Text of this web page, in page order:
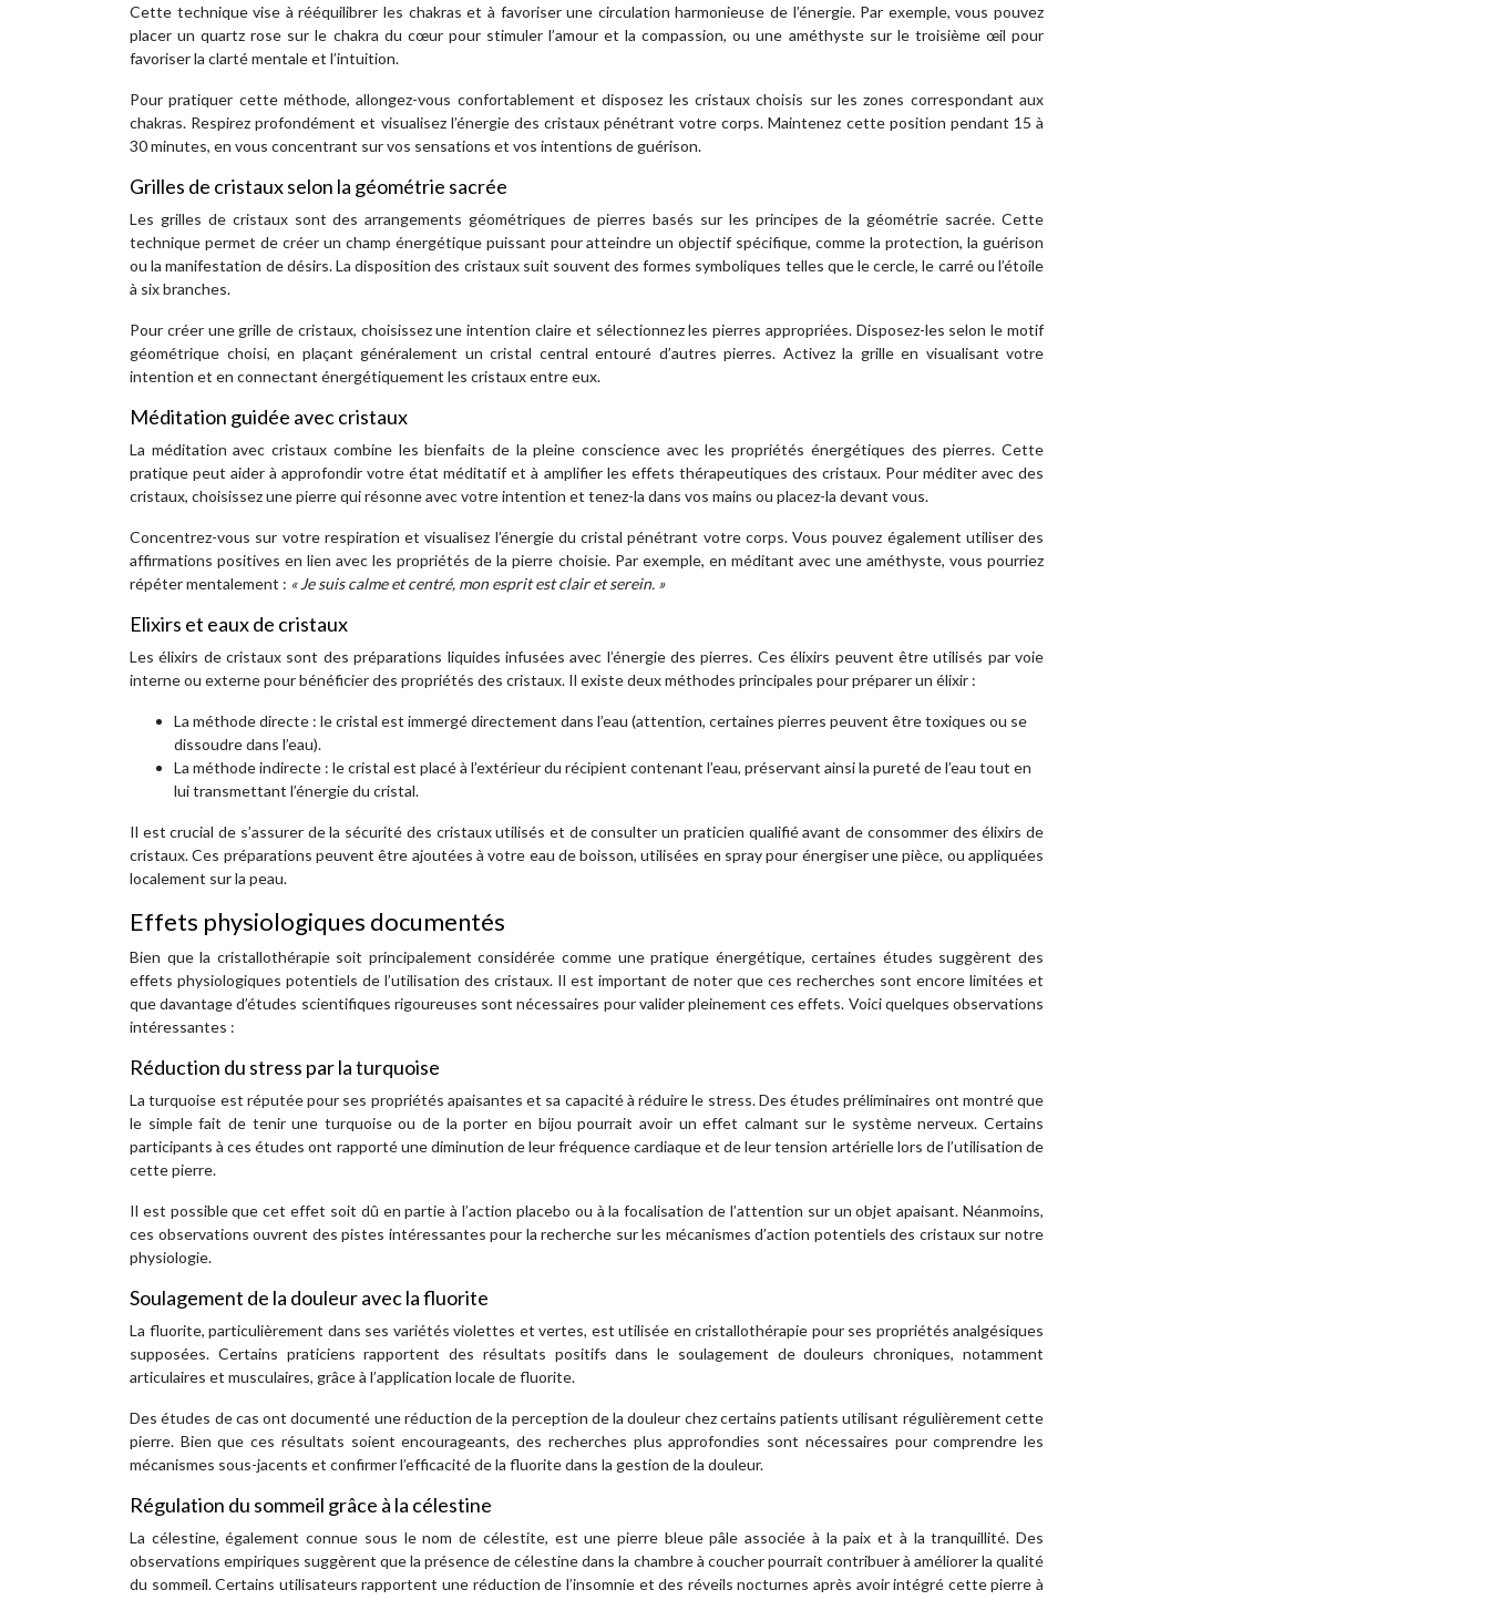
Cette technique vise à rééquilibrer les chakras et à favoriser une circulation harmonieuse de l’énergie. Par exemple, vous pouvez
placer un quartz rose sur le chakra du cœur pour stimuler l’amour et la compassion, ou une améthyste sur le troisième œil pour
favoriser la clarté mentale et l’intuition.
Pour pratiquer cette méthode, allongez-vous confortablement et disposez les cristaux choisis sur les zones correspondant aux
chakras. Respirez profondément et visualisez l’énergie des cristaux pénétrant votre corps. Maintenez cette position pendant 15 à
30 minutes, en vous concentrant sur vos sensations et vos intentions de guérison.
Grilles de cristaux selon la géométrie sacrée
Les grilles de cristaux sont des arrangements géométriques de pierres basés sur les principes de la géométrie sacrée. Cette
technique permet de créer un champ énergétique puissant pour atteindre un objectif spécifique, comme la protection, la guérison
ou la manifestation de désirs. La disposition des cristaux suit souvent des formes symboliques telles que le cercle, le carré ou l’étoile
à six branches.
Pour créer une grille de cristaux, choisissez une intention claire et sélectionnez les pierres appropriées. Disposez-les selon le motif
géométrique choisi, en plaçant généralement un cristal central entouré d’autres pierres. Activez la grille en visualisant votre
intention et en connectant énergétiquement les cristaux entre eux.
Méditation guidée avec cristaux
La méditation avec cristaux combine les bienfaits de la pleine conscience avec les propriétés énergétiques des pierres. Cette
pratique peut aider à approfondir votre état méditatif et à amplifier les effets thérapeutiques des cristaux. Pour méditer avec des
cristaux, choisissez une pierre qui résonne avec votre intention et tenez-la dans vos mains ou placez-la devant vous.
Concentrez-vous sur votre respiration et visualisez l’énergie du cristal pénétrant votre corps. Vous pouvez également utiliser des
affirmations positives en lien avec les propriétés de la pierre choisie. Par exemple, en méditant avec une améthyste, vous pourriez
répéter mentalement : « Je suis calme et centré, mon esprit est clair et serein. »
Elixirs et eaux de cristaux
Les élixirs de cristaux sont des préparations liquides infusées avec l’énergie des pierres. Ces élixirs peuvent être utilisés par voie
interne ou externe pour bénéficier des propriétés des cristaux. Il existe deux méthodes principales pour préparer un élixir :
La méthode directe : le cristal est immergé directement dans l’eau (attention, certaines pierres peuvent être toxiques ou se
dissoudre dans l’eau).
La méthode indirecte : le cristal est placé à l’extérieur du récipient contenant l’eau, préservant ainsi la pureté de l’eau tout en
lui transmettant l’énergie du cristal.
Il est crucial de s’assurer de la sécurité des cristaux utilisés et de consulter un praticien qualifié avant de consommer des élixirs de
cristaux. Ces préparations peuvent être ajoutées à votre eau de boisson, utilisées en spray pour énergiser une pièce, ou appliquées
localement sur la peau.
Effets physiologiques documentés
Bien que la cristallothérapie soit principalement considérée comme une pratique énergétique, certaines études suggèrent des
effets physiologiques potentiels de l’utilisation des cristaux. Il est important de noter que ces recherches sont encore limitées et
que davantage d’études scientifiques rigoureuses sont nécessaires pour valider pleinement ces effets. Voici quelques observations
intéressantes :
Réduction du stress par la turquoise
La turquoise est réputée pour ses propriétés apaisantes et sa capacité à réduire le stress. Des études préliminaires ont montré que
le simple fait de tenir une turquoise ou de la porter en bijou pourrait avoir un effet calmant sur le système nerveux. Certains
participants à ces études ont rapporté une diminution de leur fréquence cardiaque et de leur tension artérielle lors de l’utilisation de
cette pierre.
Il est possible que cet effet soit dû en partie à l’action placebo ou à la focalisation de l’attention sur un objet apaisant. Néanmoins,
ces observations ouvrent des pistes intéressantes pour la recherche sur les mécanismes d’action potentiels des cristaux sur notre
physiologie.
Soulagement de la douleur avec la fluorite
La fluorite, particulièrement dans ses variétés violettes et vertes, est utilisée en cristallothérapie pour ses propriétés analgésiques
supposées. Certains praticiens rapportent des résultats positifs dans le soulagement de douleurs chroniques, notamment
articulaires et musculaires, grâce à l’application locale de fluorite.
Des études de cas ont documenté une réduction de la perception de la douleur chez certains patients utilisant régulièrement cette
pierre. Bien que ces résultats soient encourageants, des recherches plus approfondies sont nécessaires pour comprendre les
mécanismes sous-jacents et confirmer l’efficacité de la fluorite dans la gestion de la douleur.
Régulation du sommeil grâce à la célestine
La célestine, également connue sous le nom de célestite, est une pierre bleue pâle associée à la paix et à la tranquillité. Des
observations empiriques suggèrent que la présence de célestine dans la chambre à coucher pourrait contribuer à améliorer la qualité
du sommeil. Certains utilisateurs rapportent une réduction de l’insomnie et des réveils nocturnes après avoir intégré cette pierre à